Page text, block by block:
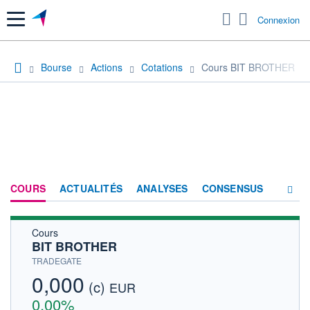
Menu Connexion
Bourse Actions Cotations Cours BIT BROTHER
COURS ACTUALITÉS ANALYSES CONSENSUS
Cours
BIT BROTHER
TRADEGATE
0,000 (c) EUR
0,00%